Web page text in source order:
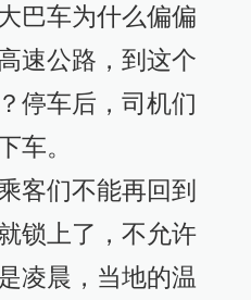
巴车为什么偏偏
速公路，到这个
停车后，司机们
车。
客们不能再回到
锁上了，不允许
凌晨，当地的温